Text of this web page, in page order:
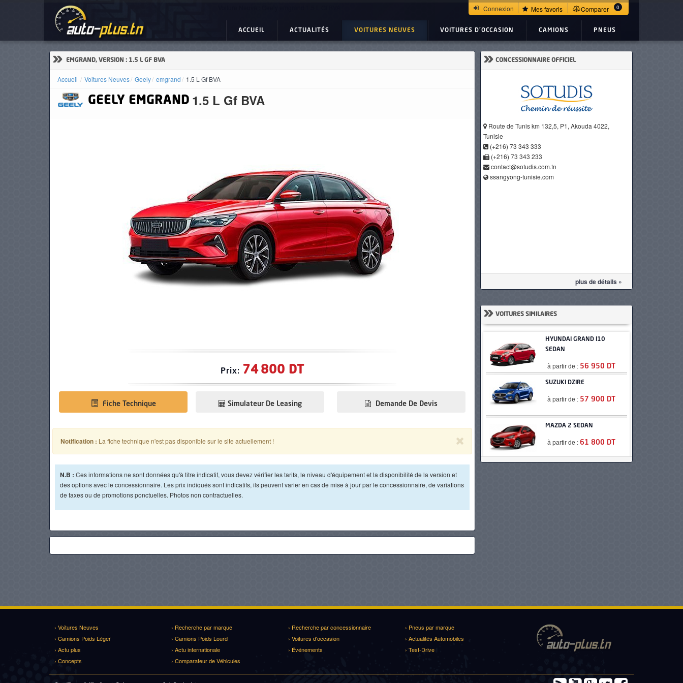
Connexion Mes favoris Comparer 0
ACCUEIL ACTUALITÉS VOITURES NEUVES VOITURES D'OCCASION CAMIONS PNEUS
» EMGRAND, VERSION : 1.5 L GF BVA
Accueil Voitures Neuves Geely emgrand 1.5 L Gf BVA
GEELY EMGRAND 1.5 L Gf BVA
Prix: 74 800 DT
Fiche Technique Demande De Devis
Simulateur De Leasing
Notification : La fiche technique n'est pas disponible sur le site actuellement !
N.B : Ces informations ne sont données qu'à titre indicatif, vous devez vérifier les tarifs, le niveau d'équipement et la disponibilité de la version et
des options avec le concessionnaire. Les prix indiqués sont indicatifs, ils peuvent varier en cas de mise à jour par le concessionnaire, de variations
de taxes ou de promotions ponctuelles. Photos non contractuelles.
» CONCESSIONNAIRE OFFICIEL
Route de Tunis km 132,5, P1, Akouda 4022,
Tunisie
(+216) 73 343 333
(+216) 73 343 233
contact@sotudis.com.tn
ssangyong-tunisie.com
plus de détails »
» VOITURES SIMILAIRES
HYUNDAI GRAND I10
SEDAN
à partir de : 56 950 DT
SUZUKI DZIRE
à partir de : 57 900 DT
MAZDA 2 SEDAN
à partir de :61 800 DT
VOLKSWAGEN VIRTUS
› Voitures Neuves › Recherche par marque › Recherche par concessionnaire
› Pneus par marque
› Camions Poids Léger
› Camions Poids Lourd › Voitures d'occasion
› Actualités Automobiles
› Actu plus
› Actu internationale › Événements
› Test-Drive
› Concepts
› Comparateur de Véhicules
ACTUALITÉS
VOITURES